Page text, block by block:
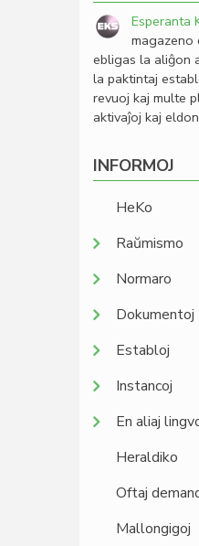
Esperanta
magazeno
ebligas la aliĝon
la paktintaj
revuoj kaj multe
aktivaĵoj kaj
INFORMOJ
HeKo
Raŭmismo
Normaro
Dokumentoj
Establoj
Instancoj
En aliaj
Heraldiko
Oftaj
Mallongigoj